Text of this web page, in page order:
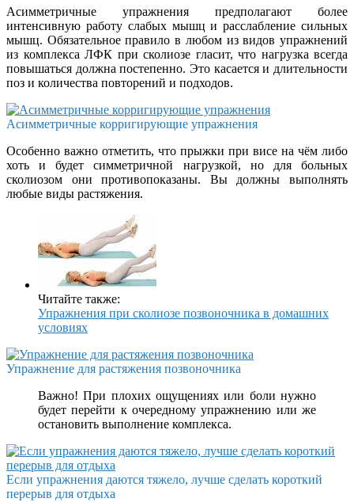
Асимметричные упражнения предполагают более
интенсивную работу слабых мышц и расслабление сильных
мышц. Обязательное правило в любом из видов упражнений
из комплекса ЛФК при сколиозе гласит, что нагрузка всегда
повышаться должна постепенно. Это касается и длительности
поз и количества повторений и подходов.
Асимметричные корригирующие упражнения
Особенно важно отметить, что прыжки при висе на чём либо
хоть и будет симметричной нагрузкой, но для больных
сколиозом они противопоказаны. Вы должны выполнять
любые виды растяжения.
Читайте также:
Упражнения при сколиозе позвоночника в домашних
условиях
Упражнение для растяжения позвоночника
Важно! При плохих ощущениях или боли нужно
будет перейти к очередному упражнению или же
остановить выполнение комплекса.
Если упражнения даются тяжело, лучше сделать короткий
перерыв для отдыха